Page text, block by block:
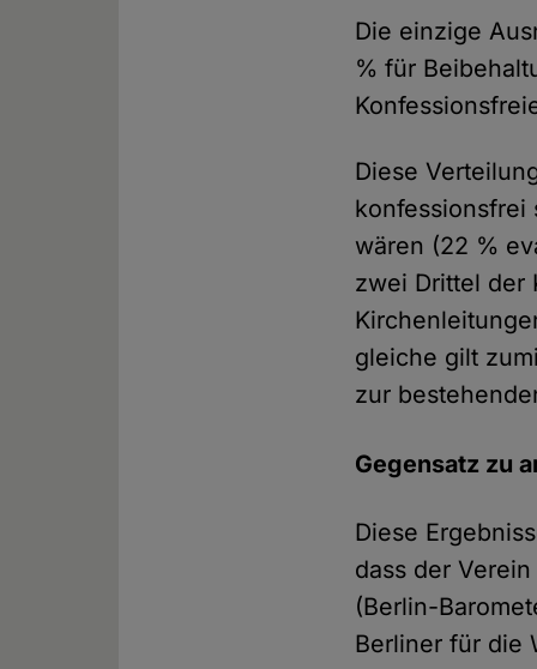
Die einzige
% für
Diese
konfessionsfrei
wären (22 %
zwei Drittel der
gleiche gilt
zur
Gegensatz zu
Diese
dass der Verein
(Berlin-
Berliner für die